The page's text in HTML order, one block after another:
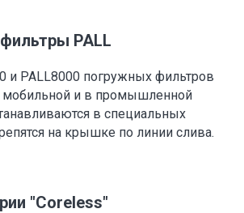
PALL
и PALL8000 погружных фильтров
мобильной и в промышленной
в специальных
на крышке по линии слива.
"Coreless"